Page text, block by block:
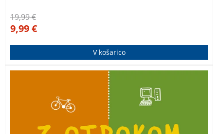
19,99€
9,99€
V košarico
V knjigi je veliko konkretnih predlogov za konkretne
družine – veliko praktičnega, domiselnega, s katerim
lahko izboljšate družinsko življenje. Že četrti natis!